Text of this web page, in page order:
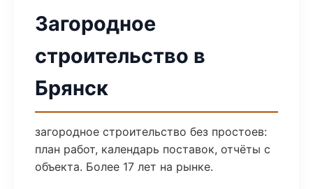
Загородное
строительство в
Брянск
загородное строительство без простоев:
план работ, календарь поставок, отчёты с
объекта. Более 17 лет на рынке.